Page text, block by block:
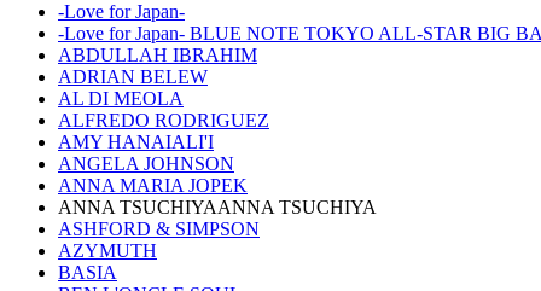
-Love for Japan-
-Love for Japan- BLUE NOTE TOKYO ALL-STAR BIG
ABDULLAH IBRAHIM
ADRIAN BELEW
AL DI MEOLA
ALFREDO RODRIGUEZ
AMY HANAIALI'I
ANGELA JOHNSON
ANNA MARIA JOPEK
ANNA TSUCHIYAANNA TSUCHIYA
ASHFORD & SIMPSON
AZYMUTH
BASIA